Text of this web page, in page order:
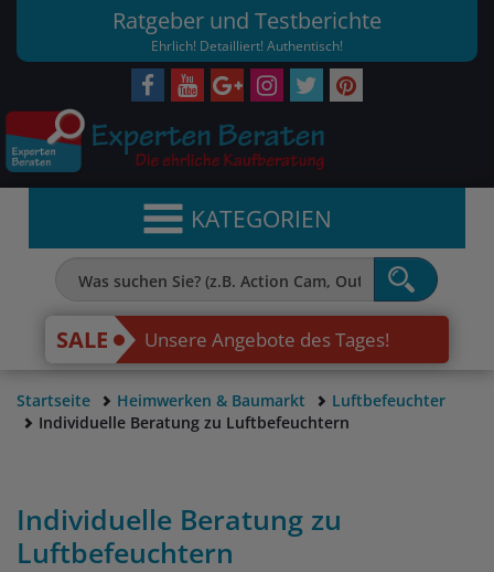
Ratgeber und Testberichte
Ehrlich! Detailliert! Authentisch!
KATEGORIEN
SALE Unsere Angebote des Tages!
Startseite Heimwerken & Baumarkt
Luftbefeuchter
Individuelle Beratung zu Luftbefeuchtern
Individuelle Beratung zu
Luftbefeuchtern